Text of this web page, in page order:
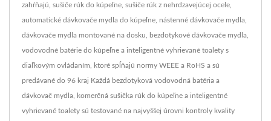
zahŕňajú, sušiče rúk do kúpeľne, sušiče rúk z nehrdzavejúcej ocele,
automatické dávkovače mydla do kúpeľne, nástenné dávkovače mydla,
dávkovače mydla montované na dosku, bezdotykové dávkovače mydla,
vodovodné batérie do kúpeľne a inteligentné vyhrievané toalety s
diaľkovým ovládaním, ktoré spĺňajú normy WEEE a RoHS a sú
predávané do 96 kraj Každá bezdotyková vodovodná batéria a
dávkovač mydla, komerčná sušička rúk do kúpeľne a inteligentné
vyhrievané toalety sú testované na najvyššej úrovni kontroly kvality